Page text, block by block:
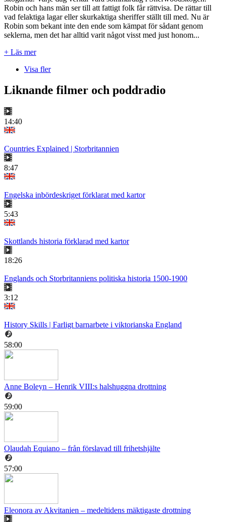
Robin och hans män ser till att fattigt folk får rättvisa. De rättar till
vad felaktiga lagar eller skurkaktiga sheriffer ställt till med. Nu är
Robin som bekant inte den ende som kämpat för sådant genom
seklerna, men det har alltid varit något visst med just honom...
+ Läs mer
Visa fler
Liknande filmer och poddradio
14:40
Countries Explained | Storbritannien
8:47
Engelska inbördeskriget förklarat med kartor
5:43
Skottlands historia förklarad med kartor
18:26
Englands och Storbritanniens politiska historia 1500-1900
3:12
History Skills | Farligt barnarbete i viktorianska England
58:00
Anne Boleyn – Henrik VIII:s halshuggna drottning
59:00
Olaudah Equiano – från förslavad till frihetshjälte
57:00
Eleonora av Akvitanien – medeltidens mäktigaste drottning